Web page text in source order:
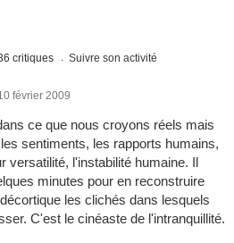
critiques Suivre son activité
février 2009
ce que nous croyons réels mais
sentiments, les rapports humains,
versatilité, l'instabilité humaine. Il
minutes pour en reconstruire
les clichés dans lesquels
C'est le cinéaste de l'intranquillité.